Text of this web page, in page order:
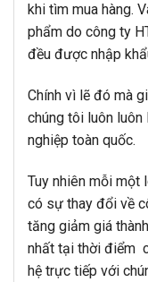
khi tìm mua hàng.
phẩm do công ty
đều được nhập
Chính vì lẽ đó mà
chúng tôi luôn
nghiệp toàn quốc.
Tuy nhiên mỗi một
có sự thay đổi về
tăng giảm giá
nhất tại thời điểm
hệ trực tiếp với